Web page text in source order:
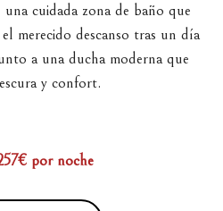
cuidada zona de baño que
merecido descanso tras un día
a una ducha moderna que
y confort.
por noche